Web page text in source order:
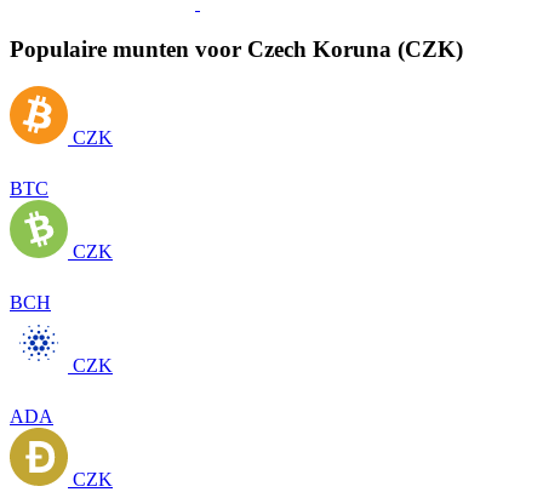
Populaire munten voor Czech Koruna (CZK)
CZK
BTC
CZK
BCH
CZK
ADA
CZK